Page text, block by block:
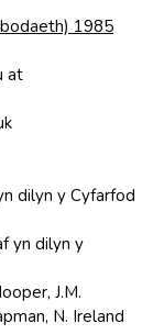
1985
at
dilyn y Cyfarfod
yn dilyn y
J.M.
N. Ireland